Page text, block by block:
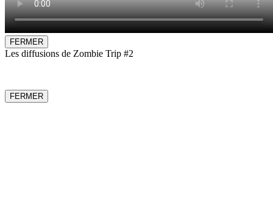
FERMER
Les diffusions de Zombie Trip #2
FERMER